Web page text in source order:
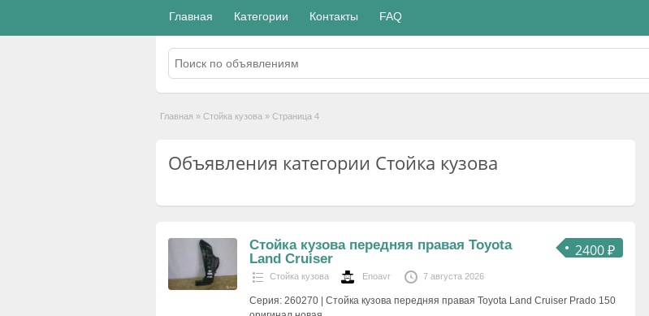
Главная Категории Контакты FAQ
Главная » Стойка кузова » Страница 4
Объявления категории Стойка кузова
2400 ₽
Стойка кузова передняя правая Toyota
Land Cruiser
Стойка кузова Enoavr 7 августа 2026
Серия: 260270 | Стойка кузова передняя правая Toyota Land Cruiser Prado 150